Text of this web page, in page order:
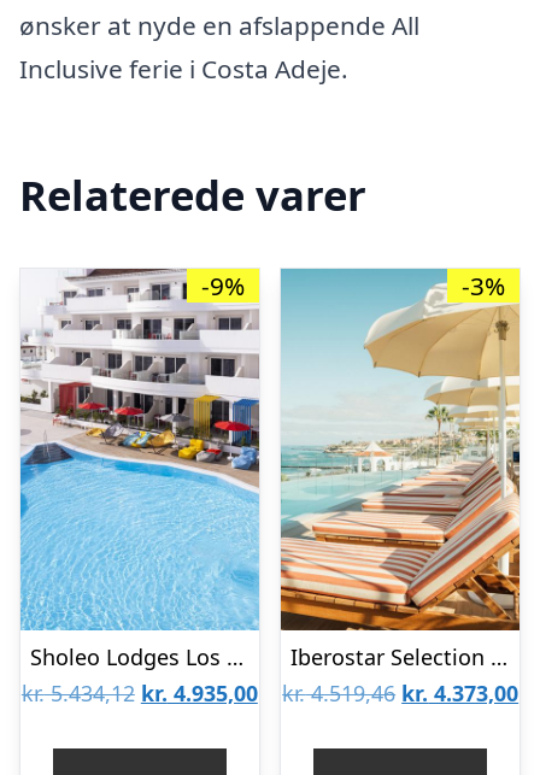
ønsker at nyde en afslappende All
Inclusive ferie i Costa Adeje.
Relaterede varer
-9%
Sholeo Lodges Los Gigantes
kr.5.434,12 Den
kr. 4.935,00Den
-3%
Iberostar Selection Sábila – voksenhotel
kr.4.519,46 Den
kr. 4.373,00